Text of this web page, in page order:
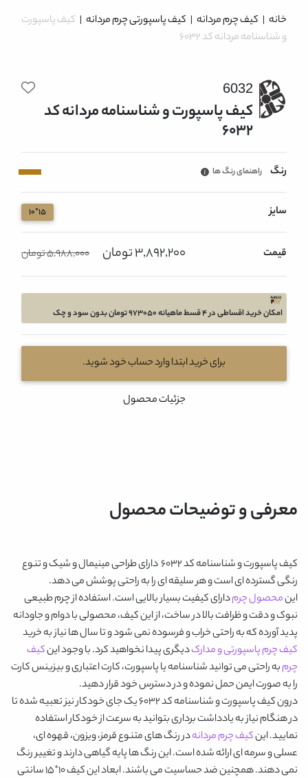
خانه | کیف چرم مردانه| کیف پاسپورتی چرم مردانه| کیف پاسپورت
و شناسنامه مردانه کد 6032
6032
کیف پاسپورت و شناسنامه مردانه کد
6032
رنگ راهنمای رنگ ها
سایز
قیمت 3,892,200 تومان 5,988,000 تومان
امکان خرید اقساطی در 4 قسط ماهیانه 973050 تومان بدون سود و چک
برای خرید ابتدا وارد حساب خود شوید.
جزئیات محصول
معرفی و توضیحات محصول
کیف پاسپورت و شناسنامه کد 6032
دارای طراحی مینیمال و شیک و تنوع
رنگی گسترده ای است و هر سلیقه ای را به راحتی پوشش می دهد.
اینمحصول چرمدارای کیفیت بسیار بالایی است. استفاده از چرم طبیعی
نبوک و دقت و ظرافت بالا در ساخت، از این کیف، محصولی با دوام و جاودانه
پدید آورده که به راحتی خراب و فرسوده نمی شود و تا سال ها نیاز به خرید
کیف چرم پاسپورتی و مدارکدیگری پیدا نخواهید کرد. با وجود اینکیف
چرمبه راحتی می توانید شناسنامه یا پاسپورت، کارت اعتباری و بیزینس کارت
را به صورت ایمن حمل نموده و در دسترس خود قرار دهید.
درونکیف پاسپورت و شناسنامه کد 6032
یک جای خودکار نیز تعبیه شده تا
در هنگام نیاز به یادداشت برداری بتوانید به سرعت از خودکار استفاده
نمایید. اینکیف چرم مردانهدر رنگ های متنوعقرمز، ویزون، قهوه ای،
عسلی و سرمه ایارائه شده است. این رنگ ها پایه گیاهی دارند و تغییر رنگ
نمی دهند. همچنین ضد حساسیت می باشند. ابعاد این کیف 10*15 سانتی